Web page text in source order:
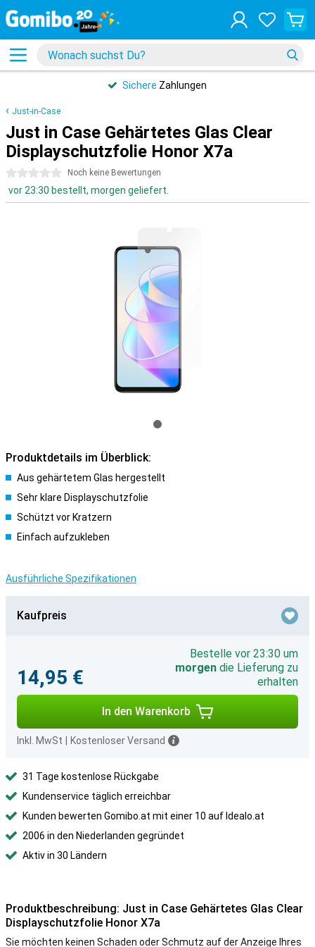
Sichere Zahlungen
Just-in-Case
Just in Case Gehärtetes Glas Clear
Displayschutzfolie Honor X7a
0 Sterne Noch keine Bewertungen
vor 23:30 bestellt, morgen geliefert.
Produktdetails im Überblick:
Aus gehärtetem Glas hergestellt
Sehr klare Displayschutzfolie
Schützt vor Kratzern
Einfach aufzukleben
Ausführliche Spezifikationen
Kaufpreis
14,95 €
Bestelle vor 23:30 um
morgen die Lieferung zu
erhalten
In den Warenkorb
Inkl. MwSt Kostenloser Versand
31 Tage kostenlose Rückgabe
Kundenservice täglich erreichbar
Kunden bewerten Gomibo.at mit einer 10 auf Idealo.at
2006 in den Niederlanden gegründet
Aktiv in 30 Ländern
Produktbeschreibung: Just in Case Gehärtetes Glas Clear
Displayschutzfolie Honor X7a
Sie möchten keinen Schaden oder Schmutz auf der Anzeige Ihres